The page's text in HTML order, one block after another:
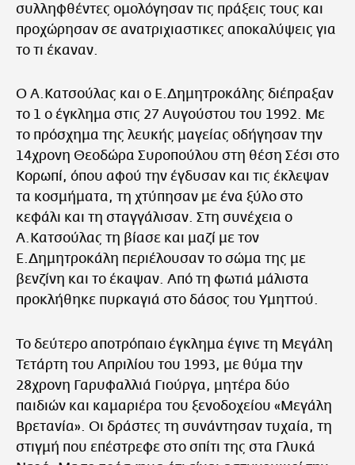
συλληφθέντες ομολόγησαν τις πράξεις τους και
προχώρησαν σε ανατριχιαστικες αποκαλύψεις για
το τι έκαναν.
Ο Α.Κατσούλας και ο Ε.Δημητροκάλης διέπραξαν
το 1 ο έγκλημα στις 27 Αυγούστου του 1992. Με
το πρόσχημα της λευκής μαγείας οδήγησαν την
14χρονη Θεοδώρα Συροπούλου στη θέση Σέσι στο
Κορωπί, όπου αφού την έγδυσαν και τις έκλεψαν
τα κοσμήματα, τη χτύπησαν με ένα ξύλο στο
κεφάλι και τη σταγγάλισαν. Στη συνέχεια ο
Α.Κατσούλας τη βίασε και μαζί με τον
Ε.Δημητροκάλη περιέλουσαν το σώμα της με
βενζίνη και το έκαψαν. Από τη φωτιά μάλιστα
προκλήθηκε πυρκαγιά στο δάσος του Υμηττού.
Το δεύτερο αποτρόπαιο έγκλημα έγινε τη Μεγάλη
Τετάρτη του Απριλίου του 1993, με θύμα την
28χρονη Γαρυφαλλιά Γιούργα, μητέρα δύο
παιδιών και καμαριέρα του ξενοδοχείου «Μεγάλη
Βρετανία». Οι δράστες τη συνάντησαν τυχαία, τη
στιγμή που επέστρεφε στο σπίτι της στα Γλυκά